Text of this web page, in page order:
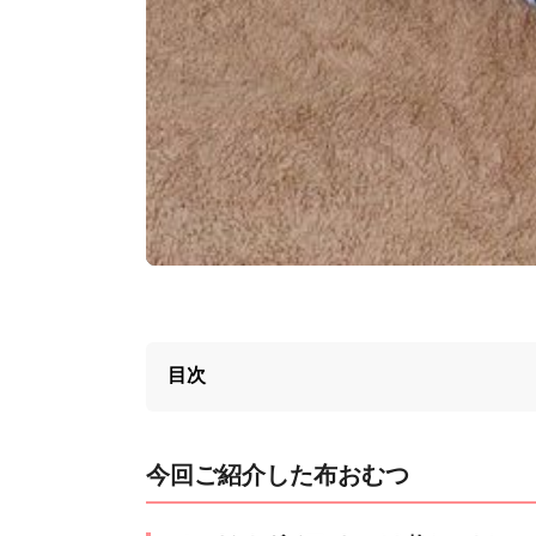
目次
今回ご紹介した布おむつ